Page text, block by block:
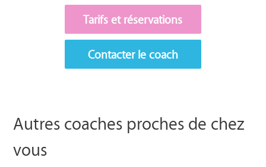
Tarifs et réservations
Contacter le coach
Autres coaches proches de chez
vous